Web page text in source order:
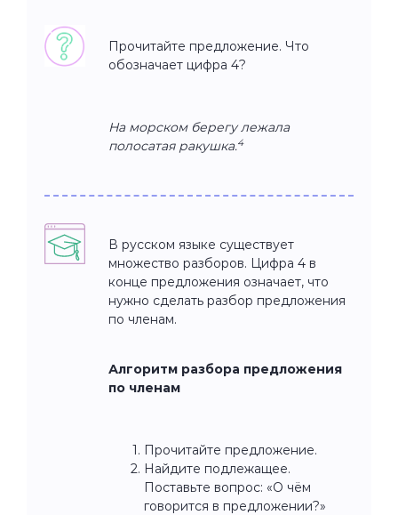
Прочитайте предложение. Что
обозначает цифра 4?
На морском берегу лежала
полосатая ракушка.4
В русском языке существует
множество разборов. Цифра 4 в
конце предложения означает, что
нужно сделать разбор предложения
по членам.
Алгоритм разбора предложения
по членам
Прочитайте предложение.
Найдите подлежащее.
Поставьте вопрос: «О чём
говорится в предложении?»